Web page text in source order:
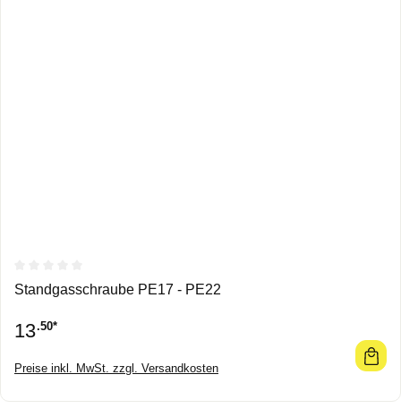
Durchschnittliche Bewertung von 0 von 5 Sternen
Standgasschraube PE17 - PE22
13.50*
Preise inkl. MwSt. zzgl. Versandkosten